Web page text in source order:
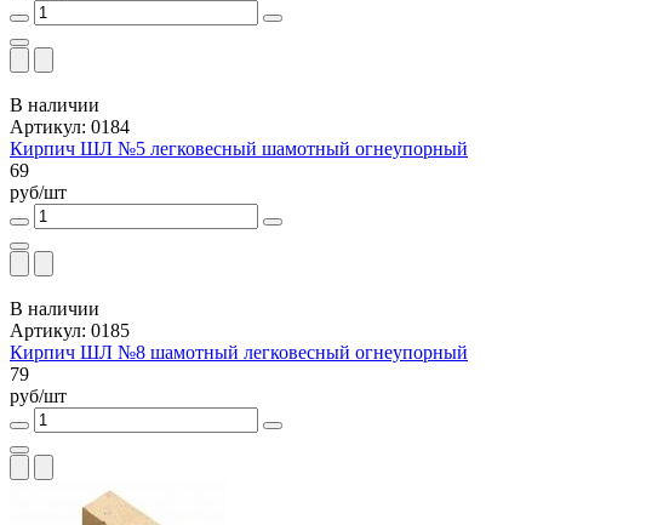
В наличии
Артикул: 0184
Кирпич ШЛ №5 легковесный шамотный огнеупорный
69
руб/шт
В наличии
Артикул: 0185
Кирпич ШЛ №8 шамотный легковесный огнеупорный
79
руб/шт